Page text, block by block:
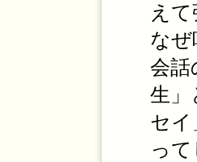
え
な
会話
生」
セイ
っ